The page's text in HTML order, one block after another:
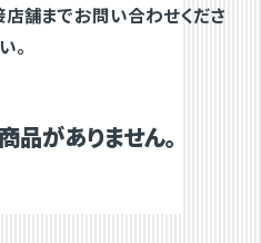
舗までお問い合わせくださ
い。
品がありません。